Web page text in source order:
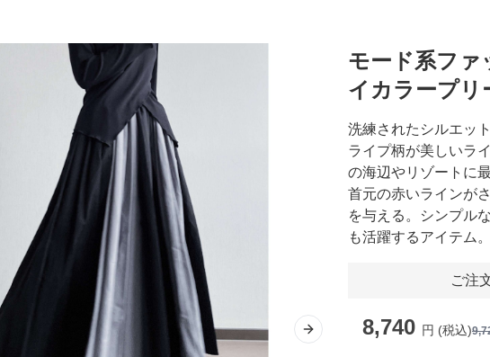
Next slide
モード系ファ
イカラープリ
洗練されたシルエッ
ライプ柄が美しいラ
の海辺やリゾートに
首元の赤いラインが
を与える。シンプル
も活躍するアイテム。
ご注
8,740 円 (税込)